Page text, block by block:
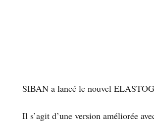
SIBAN a lancé le nouvel
Il s’agit d’une version améliorée